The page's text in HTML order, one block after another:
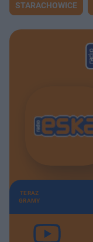
STARACHOWICE
TERAZ
GRAMY